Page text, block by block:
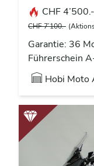
CHF 4’500.-
CHF 7’100.-
Garantie: 36
Führerschein
Hobi Moto